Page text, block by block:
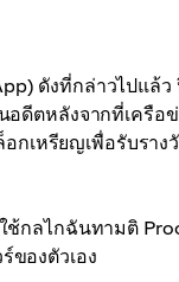
ดังที่กล่าวไปแล้ว
อดีตหลังจากที่เครือ
กเหรียญเพื่อรับราง
ช้กลไกฉันทามติ
ของตัวเอง